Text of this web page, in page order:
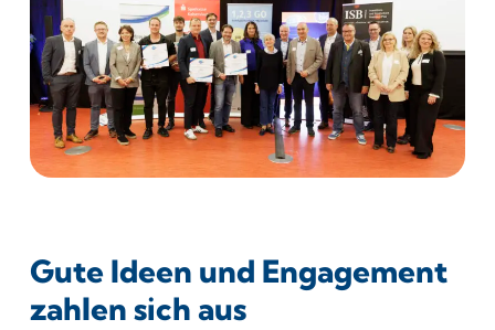
Gute Ideen und Engagement
zahlen sich aus